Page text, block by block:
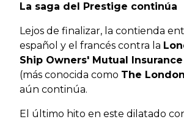
La saga del Prestige continúa
Lejos de finalizar, la contienda
español y el francés contra la
Ship Owners' Mutual
(más conocida como The
aún continúa.
El último hito en este dilatado